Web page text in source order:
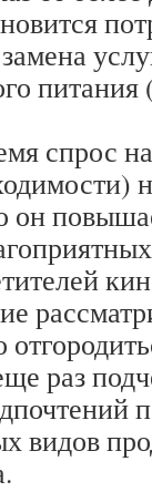
спрос
он
раз
видов